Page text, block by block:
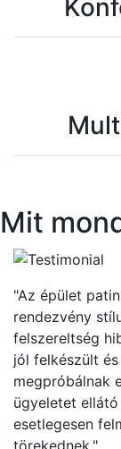
Mit
"Az épület
rendezvény
felszereltség
jól felkészült
megpróbálnak
ügyeletet
esetlegesen
törekednek."